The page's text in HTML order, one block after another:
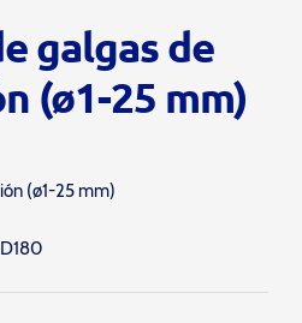
galgas de
(ø1-25 mm)
(ø1-25 mm)